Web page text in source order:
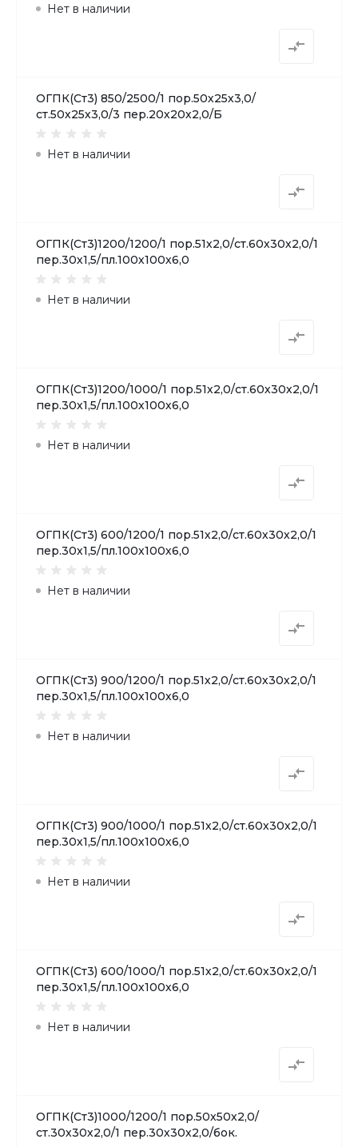
Нет в наличии
ОГПК(Ст3) 850/2500/1 пор.50х25х3,0/
ст.50х25х3,0/3 пер.20х20х2,0/Б
Нет в наличии
ОГПК(Ст3)1200/1200/1 пор.51х2,0/ст.60х30х2,0/1
пер.30х1,5/пл.100х100х6,0
Нет в наличии
ОГПК(Ст3)1200/1000/1 пор.51х2,0/ст.60х30х2,0/1
пер.30х1,5/пл.100х100х6,0
Нет в наличии
ОГПК(Ст3) 600/1200/1 пор.51х2,0/ст.60х30х2,0/1
пер.30х1,5/пл.100х100х6,0
Нет в наличии
ОГПК(Ст3) 900/1200/1 пор.51х2,0/ст.60х30х2,0/1
пер.30х1,5/пл.100х100х6,0
Нет в наличии
ОГПК(Ст3) 900/1000/1 пор.51х2,0/ст.60х30х2,0/1
пер.30х1,5/пл.100х100х6,0
Нет в наличии
ОГПК(Ст3) 600/1000/1 пор.51х2,0/ст.60х30х2,0/1
пер.30х1,5/пл.100х100х6,0
Нет в наличии
ОГПК(Ст3)1000/1200/1 пор.50х50х2,0/
ст.30х30х2,0/1 пер.30х30х2,0/бок.